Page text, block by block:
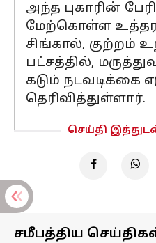
அந்த புகாரின்
மேற்கொள்ள
சிங்கால், குற்றம்
பட்சத்தில்,
கடும் நடவடிக்கை
தெரிவித்துள்ளார்.
செய்தி
சமீபத்திய